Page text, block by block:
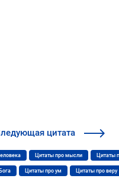
цитата
Цитаты про мысли Цитаты
Цитаты про ум Цитаты про веру